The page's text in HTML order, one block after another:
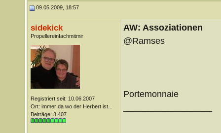
09.05.2009, 18:57
sidekick
Propellereinfachmitmir
Registriert seit: 10.06.2007
Ort: immer da wo der Herbert ist...
Beiträge: 3.407
AW: Assoziationen
@Ramses
Portemonnaie